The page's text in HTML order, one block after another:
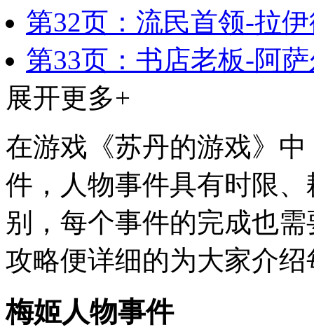
第32页：流民首领-拉
第33页：书店老板-阿
展开更多+
在游戏《苏丹的游戏》
件，人物事件具有时限
别，每个事件的完成也
攻略便详细的为大家介
梅姬人物事件